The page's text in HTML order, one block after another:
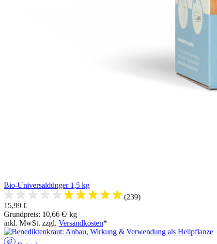
Bio-Universaldünger 1,5 kg
(239)
15,99 €
Grundpreis: 10,66 €/ kg
inkl. MwSt. zzgl. Versandkosten*